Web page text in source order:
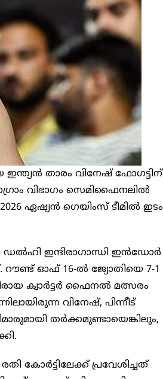
താരം വിനേഷ് ഫോഗട്ടിന്
വിഭാഗം സെമിഫൈനലില്‍
ഏഷ്യന്‍ ഗെയിംസ് ടീമില്‍ ഇടം
ഡല്‍ഹി ഇന്ദിരാഗാന്ധി ഇന്‍ഡോര്‍
ഓഫ് 16-ല്‍ ജ്യോതിയെ 7-1
ക്വാര്‍ട്ടര്‍ ഫൈനല്‍ മത്സരം
വിനേഷ്, പിന്നീട്
തര്‍ക്കമുണ്ടായെങ്കിലും,
കോര്‍ട്ടിലേക്ക് പ്രവേശിച്ചത്